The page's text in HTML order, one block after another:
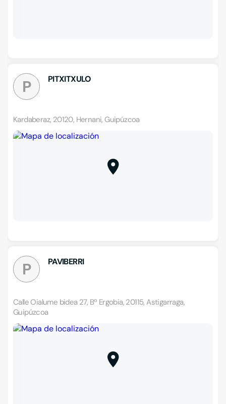
P PITXITXULO
Kardaberaz, 20120, Hernani, Guipúzcoa
P PAVIBERRI
Calle Oialume bidea 27, Bº Ergobia, 20115, Astigarraga,
Guipúzcoa